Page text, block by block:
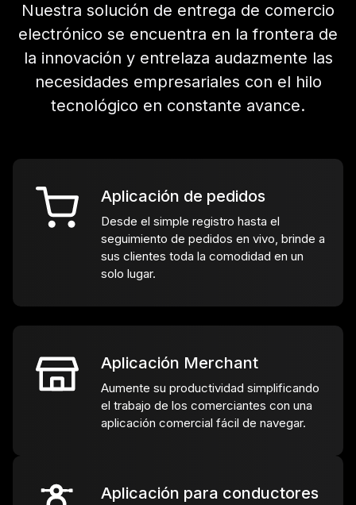
Nuestra solución de entrega de comercio
electrónico se encuentra en la frontera de
la innovación y entrelaza audazmente las
necesidades empresariales con el hilo
tecnológico en constante avance.
Aplicación de pedidos
Desde el simple registro hasta el
seguimiento de pedidos en vivo, brinde a
sus clientes toda la comodidad en un
solo lugar.
Aplicación Merchant
Aumente su productividad simplificando
el trabajo de los comerciantes con una
aplicación comercial fácil de navegar.
Aplicación para conductores